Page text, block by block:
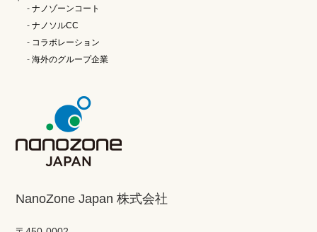
ナノゾーンコート
ナノソルCC
コラボレーション
海外のグループ企業
NanoZone Japan 株式会社